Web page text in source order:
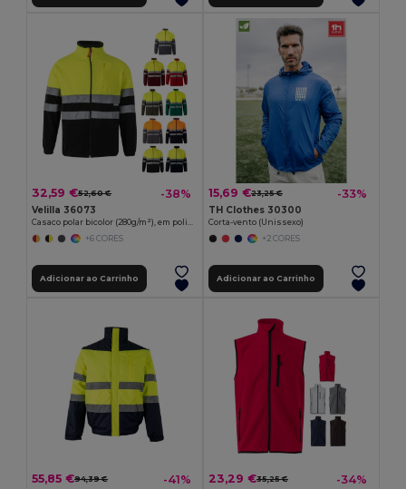
32,59 €52,60 € -38%
Velilla 36073
Casaco polar bicolor (280g/m²), em poliéster (100%)
+6 CORES
Adicionar ao Carrinho
15,69 €23,25 € -33%
TH Clothes 30300
Corta-vento (Unissexo)
+2 CORES
Adicionar ao Carrinho
55,85 €94,39 € -41% 23,29 €35,25 € -34%